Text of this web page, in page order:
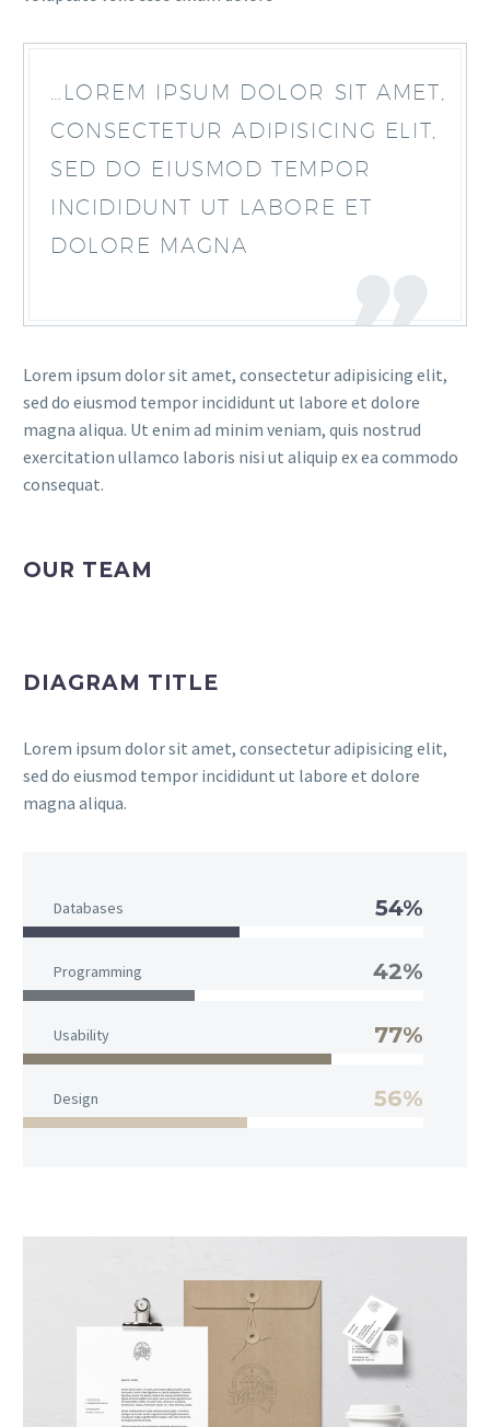
…LOREM IPSUM DOLOR SIT AMET,
CONSECTETUR ADIPISICING ELIT,
SED DO EIUSMOD TEMPOR
INCIDIDUNT UT LABORE ET
DOLORE MAGNA
Lorem ipsum dolor sit amet, consectetur adipisicing elit,
sed do eiusmod tempor incididunt ut labore et dolore
magna aliqua. Ut enim ad minim veniam, quis nostrud
exercitation ullamco laboris nisi ut aliquip ex ea commodo
consequat.
OUR TEAM
DIAGRAM TITLE
Lorem ipsum dolor sit amet, consectetur adipisicing elit,
sed do eiusmod tempor incididunt ut labore et dolore
magna aliqua.
Databases 54%
Programming 42%
Usability 77%
Design 56%